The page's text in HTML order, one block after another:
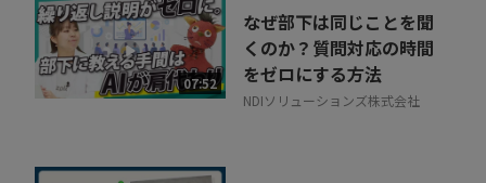
07:52
なぜ部下は同じことを聞
くのか？質問対応の時間
をゼロにする方法
NDIソリューションズ株式会社